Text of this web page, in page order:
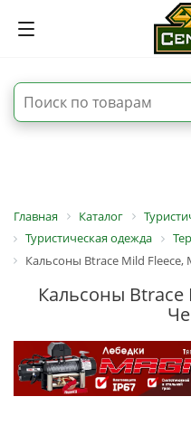
Главная Каталог
Туристическая одежда
Кальсоны Btrace Mild Fleece,
Кальсоны Btrace